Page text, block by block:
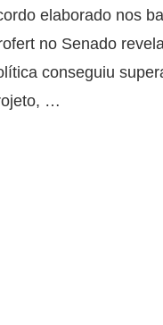
elaborado nos
no Senado
conseguiu
…